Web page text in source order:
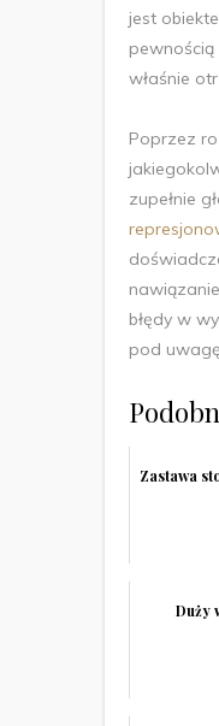
jest
właśnie
Poprzez
zupełnie
błędy w
pod
Zastawa
Duży